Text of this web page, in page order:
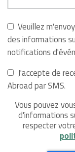
Veuillez
des informations
notifications
J'accepte de
Abroad par SMS.
Vous pouvez
d'informations
respecter